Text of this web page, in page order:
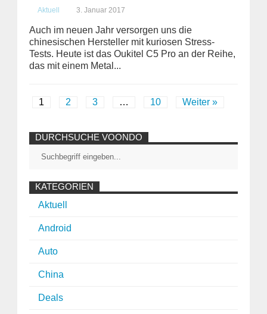
Aktuell 3. Januar 2017
Auch im neuen Jahr versorgen uns die
chinesischen Hersteller mit kuriosen Stress-
Tests. Heute ist das Oukitel C5 Pro an der Reihe,
das mit einem Metal...
1 2 3 … 10 Weiter »
DURCHSUCHE VOONDO
KATEGORIEN
Aktuell
Android
Auto
China
Deals